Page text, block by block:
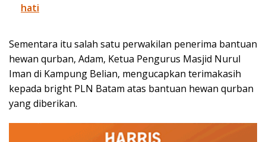
hati
Sementara itu salah satu perwakilan penerima bantuan
hewan qurban, Adam, Ketua Pengurus Masjid Nurul
Iman di Kampung Belian, mengucapkan terimakasih
kepada bright PLN Batam atas bantuan hewan qurban
yang diberikan.